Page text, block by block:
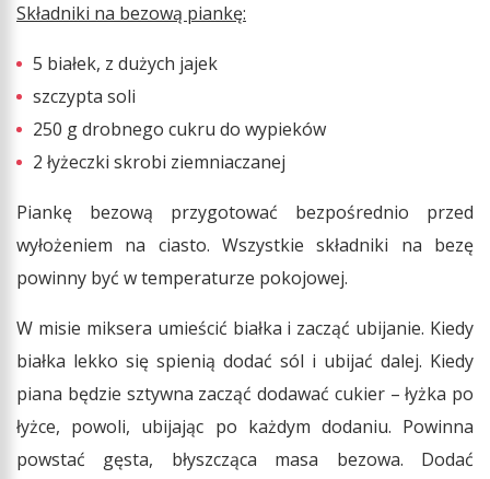
Składniki na bezową piankę:
5 białek, z dużych jajek
szczypta soli
250 g drobnego cukru do wypieków
2 łyżeczki skrobi ziemniaczanej
Piankę bezową przygotować bezpośrednio przed
wyłożeniem na ciasto. Wszystkie składniki na bezę
powinny być w temperaturze pokojowej.
W misie miksera umieścić białka i zacząć ubijanie. Kiedy
białka lekko się spienią dodać sól i ubijać dalej. Kiedy
piana będzie sztywna zacząć dodawać cukier – łyżka po
łyżce, powoli, ubijając po każdym dodaniu. Powinna
powstać gęsta, błyszcząca masa bezowa. Dodać